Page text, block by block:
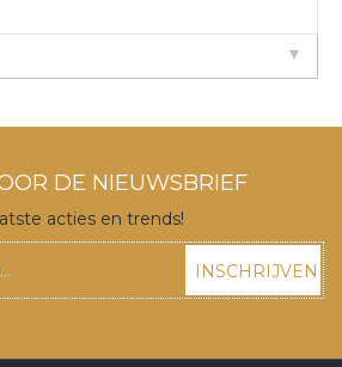
DE NIEUWSBRIEF
acties en trends!
INSCHRIJVEN